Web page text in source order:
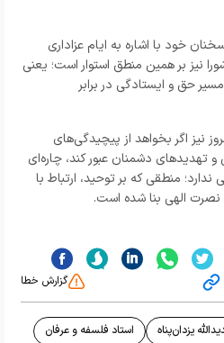
خود با اشاره به ایام عزاداری
نیز بر همین منطق استوار است؛ یعنی
حق و ایستادگی در برابر
نیز اگر بخواهد از پیچیدگی‌های
تهدیدهای دشمنان عبور کند، چاره‌ای
منطقی که بر توحید، ارتباط با
نصرت الهی بنا شده است.
گزارش خطا
یزدان‌پناه
استاد فلسفه و عرفان